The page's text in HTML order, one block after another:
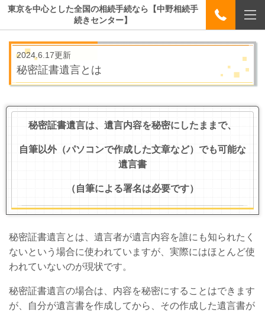
東京を中心とした全国の相続手続なら【中野相続手
続きセンター】
2024.6.17更新
秘密証書遺言とは
秘密証書遺言は、遺言内容を秘密にしたままで、
自筆以外（パソコンで作成した文章など）でも可能な
遺言書
（自筆による署名は必要です）
秘密証書遺言とは、遺言者が遺言内容を誰にも知られたく
ないという場合に使われていますが、実際にはほとんど使
われていないのが現状です。
秘密証書遺言の場合は、内容を秘密にすることはできます
が、自分が遺言書を作成してから、その作成した遺言書が